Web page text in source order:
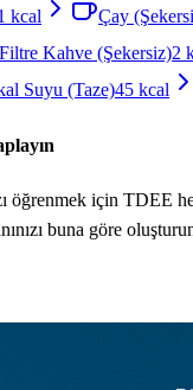
kcal Çay
Filtre Kahve (Şekersiz)2
Suyu (Taze)45 kcal
öğrenmek için TDEE
buna göre